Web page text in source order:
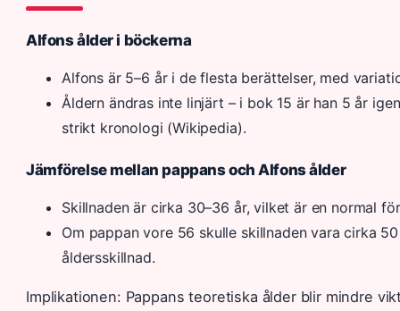
Alfons ålder i böckerna
Alfons är 5–6 år i de flesta berättelser, med
Åldern ändras inte linjärt – i bok 15 är han 5 år
strikt kronologi (Wikipedia).
Jämförelse mellan pappans och Alfons ålder
Skillnaden är cirka 30–36 år, vilket är en normal
Om pappan vore 56 skulle skillnaden vara cirka
åldersskillnad.
Implikationen: Pappans teoretiska ålder blir mindre